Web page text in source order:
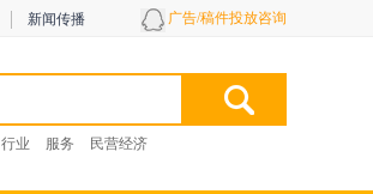
新闻传播 广告/稿件投放咨询
行业 服务 民营经济